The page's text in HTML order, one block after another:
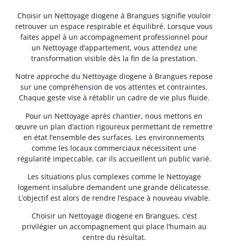
Choisir un Nettoyage diogene à Brangues signifie vouloir
retrouver un espace respirable et équilibré. Lorsque vous
faites appel à un accompagnement professionnel pour
un Nettoyage d’appartement, vous attendez une
transformation visible dès la fin de la prestation.
Notre approche du Nettoyage diogene à Brangues repose
sur une compréhension de vos attentes et contraintes.
Chaque geste vise à rétablir un cadre de vie plus fluide.
Pour un Nettoyage après chantier, nous mettons en
œuvre un plan d’action rigoureux permettant de remettre
en état l’ensemble des surfaces. Les environnements
comme les locaux commerciaux nécessitent une
régularité impeccable, car ils accueillent un public varié.
Les situations plus complexes comme le Nettoyage
logement insalubre demandent une grande délicatesse.
L’objectif est alors de rendre l’espace à nouveau vivable.
Choisir un Nettoyage diogene en Brangues, c’est
privilégier un accompagnement qui place l’humain au
centre du résultat.